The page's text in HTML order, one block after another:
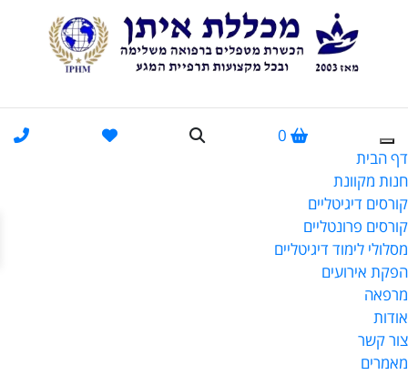
0
דף הבית
חנות מקוונת
קורסים דיגיטליים
קורסים פרונטליים
מסלולי לימוד דיגיטליים
הפקת אירועים
מרפאה
אודות
צור קשר
מאמרים